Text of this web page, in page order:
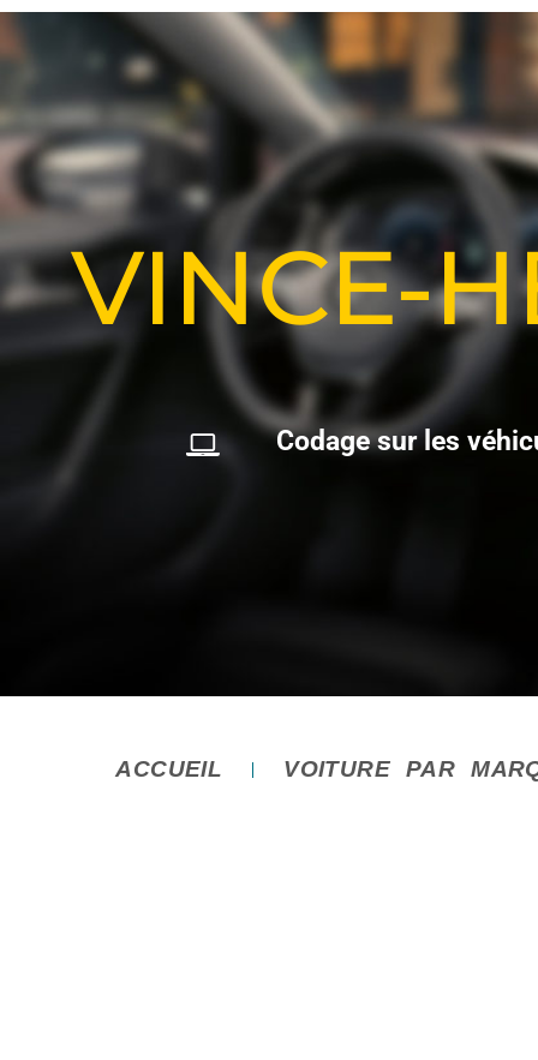
VINCE-
Codage sur les véhic
ACCUEIL VOITURE PAR